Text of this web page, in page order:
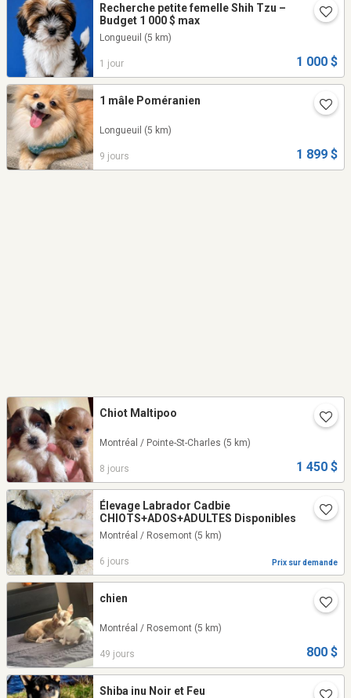
Recherche petite femelle Shih Tzu –
Budget 1 000 $ max
Longueuil (5 km)
1 jour 1 000 $
1 mâle Poméranien
Longueuil (5 km)
9 jours 1 899 $
Chiot Maltipoo
Montréal / Pointe-St-Charles (5 km)
8 jours 1 450 $
Élevage Labrador Cadbie
CHIOTS+ADOS+ADULTES Disponibles
Montréal / Rosemont (5 km)
6 jours Prix sur demande
chien
Montréal / Rosemont (5 km)
49 jours 800 $
Shiba inu Noir et Feu